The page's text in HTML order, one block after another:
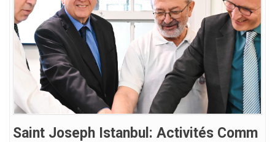
Saint Joseph Istanbul: Activités Comm